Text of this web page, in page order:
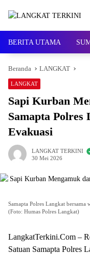
BERITA UTAMA
Beranda LANGKAT
LANGKAT
Sapi Kurban
Samapta Polres
Evakuasi
LANGKAT TERKINI
30 Mei 2026
Samapta Polres Langkat
(Foto: Humas Polres Langkat)
LangkatTerkini.Com –
Satuan Samapta Polres